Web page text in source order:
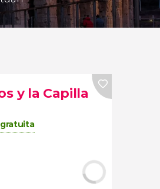
y la Capilla